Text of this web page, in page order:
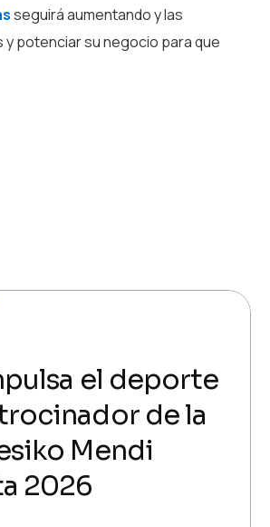
seguirá aumentando y las
potenciar su negocio para que
el deporte
de la
Mendi
2026